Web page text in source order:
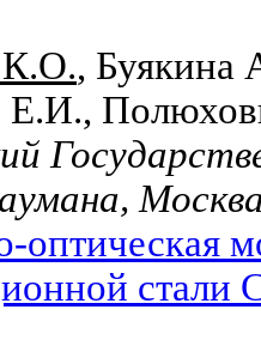
К.О., Буякина
Е.И.,
оптическая
стали